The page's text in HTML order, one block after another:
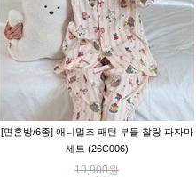
[면혼방/6종] 애니멀즈 패턴 부들 찰랑 파자마
세트 (26C006)
19,900원